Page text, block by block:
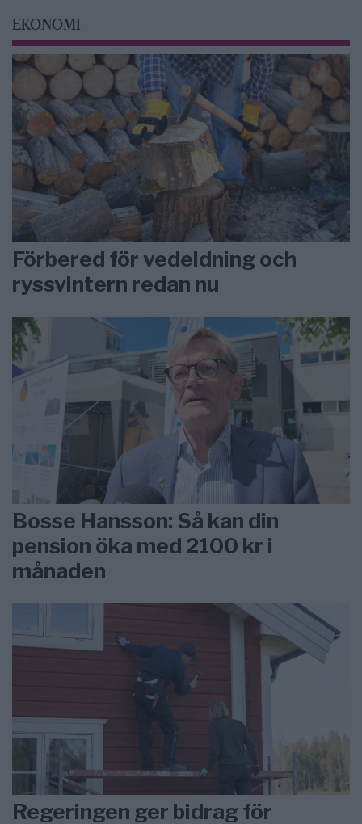
EKONOMI
Förbered för vedeldning och
ryssvintern redan nu
Bosse Hansson: Så kan din
pension öka med 2100 kr i
månaden
Regeringen ger bidrag för